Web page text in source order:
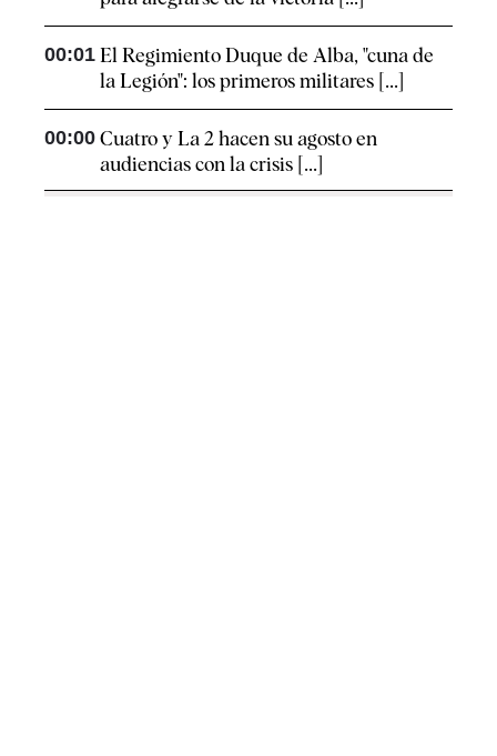
00:01 El Regimiento Duque de Alba, "cuna de
la Legión": los primeros militares [...]
00:00 Cuatro y La 2 hacen su agosto en
audiencias con la crisis [...]